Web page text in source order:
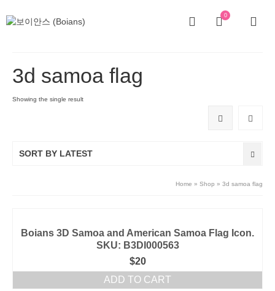
0
3d samoa flag
Showing the single result
SORT BY LATEST
Home » Shop » 3d samoa flag
Boians 3D Samoa and American Samoa Flag Icon.
SKU: B3DI000563
$20
ADD TO CART